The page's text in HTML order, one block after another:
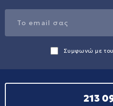
Συμφωνώ με
213